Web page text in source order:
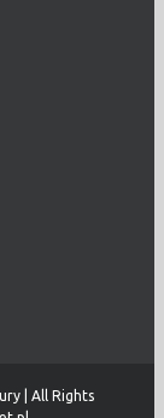
| All Rights